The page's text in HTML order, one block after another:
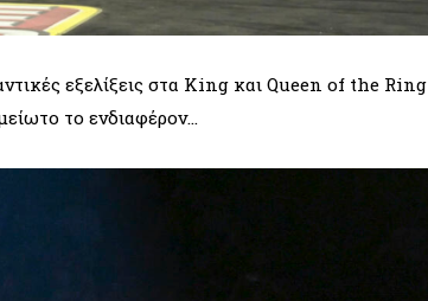
εξελίξεις στα King και Queen of the Ring
το ενδιαφέρον...